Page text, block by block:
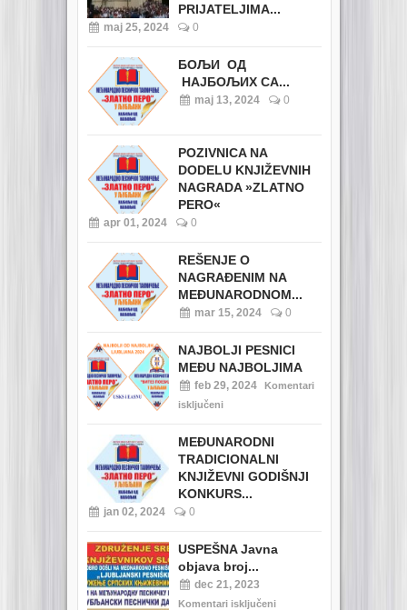
PRIJATELJIMA...
maj 25, 2024 0
БОЉИ ОД
НАЈБОЉИХ СА...
maj 13, 2024 0
POZIVNICA NA
DODELU KNJIŽEVNIH
NAGRADA »ZLATNO
PERO«
apr 01, 2024 0
REŠENJE O
NAGRAĐENIM NA
MEĐUNARODNOM...
mar 15, 2024 0
NAJBOLJI PESNICI
MEĐU NAJBOLJIMA
feb 29, 2024
Komentari
isključeni
MEĐUNARODNI
TRADICIONALNI
KNJIŽEVNI GODIŠNJI
KONKURS...
jan 02, 2024 0
USPEŠNA Javna
objava broj...
dec 21, 2023
Komentari isključeni